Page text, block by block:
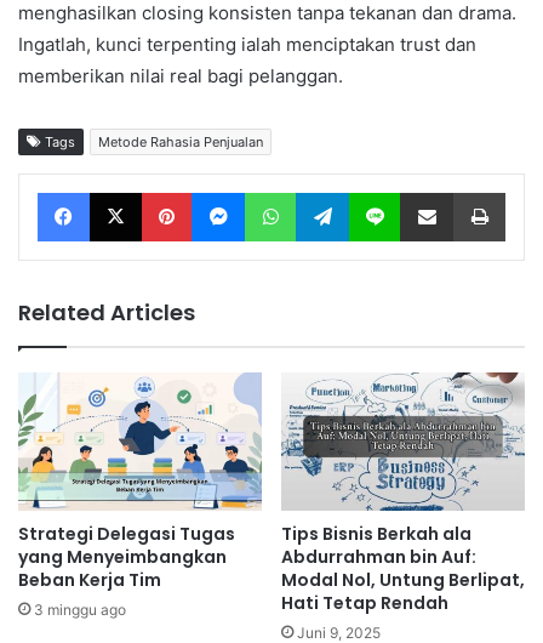
menghasilkan closing konsisten tanpa tekanan dan drama.
Ingatlah, kunci terpenting ialah menciptakan trust dan
memberikan nilai real bagi pelanggan.
Tags Metode Rahasia Penjualan
Facebook X Pinterest Messenger WhatsApp Telegram Line Share via Email
Related Articles
Strategi Delegasi Tugas
yang Menyeimbangkan
Beban Kerja Tim
3 minggu ago
Tips Bisnis Berkah ala
Abdurrahman bin Auf:
Modal Nol, Untung Berlipat,
Hati Tetap Rendah
Juni 9, 2025